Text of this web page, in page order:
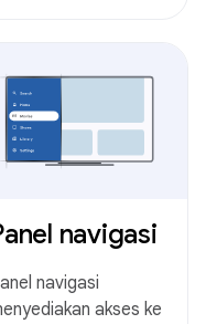
navigasi
navigasi
akses ke